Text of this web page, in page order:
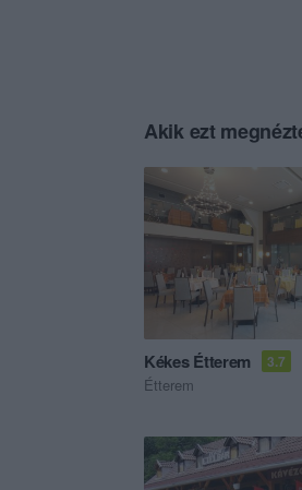
Akik ezt
Kékes Étterem 3.7
Étterem